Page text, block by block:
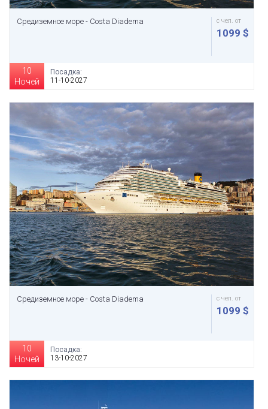
Средиземное море - Costa Diadema с чел. от
1099 $
10
Ночей
Посадка:
11-10-2027
Средиземное море - Costa Diadema с чел. от
1099 $
10
Ночей
Посадка:
13-10-2027